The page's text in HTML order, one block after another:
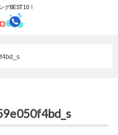
グBEST10！